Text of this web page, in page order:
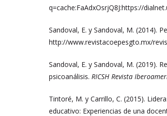
q=cache:FaAdxOsrjQ8J:https://
Sandoval, E. y Sandoval, M. (2014).
http://www.revistacoepesgto.mx/
Sandoval, E. y Sandoval, M. (2019).
psicoanálisis.RICSH Revista
Tintoré, M. y Carrillo, C. (2015).
educativo: Experiencias de una